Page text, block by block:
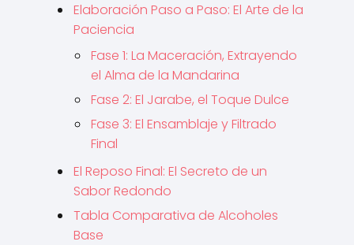
Elaboración Paso a Paso: El Arte de la
Paciencia
Fase 1: La Maceración, Extrayendo
el Alma de la Mandarina
Fase 2: El Jarabe, el Toque Dulce
Fase 3: El Ensamblaje y Filtrado
Final
El Reposo Final: El Secreto de un
Sabor Redondo
Tabla Comparativa de Alcoholes
Base